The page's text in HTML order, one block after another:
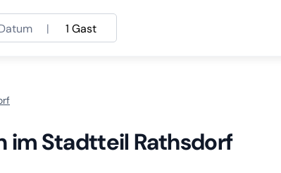
| 1 Gast
im Stadtteil Rathsdorf